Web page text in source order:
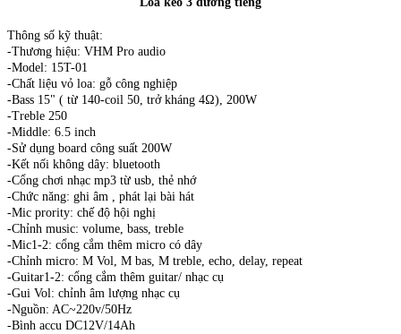
Thông số kỹ thuật:
-Thương hiệu: VHM Pro audio
-Model: 15T-01
-Chất liệu vỏ loa: gỗ công nghiệp
-Bass 15" ( từ 140-coil 50, trở kháng 4Ω), 200W
-Treble 250
-Middle: 6.5 inch
-Sử dụng board công suất 200W
-Kết nối không dây: bluetooth
-Cổng chơi nhạc mp3 từ usb, thẻ nhớ
-Chức năng: ghi âm , phát lại bài hát
-Mic prority: chế độ hội nghị
-Chỉnh music: volume, bass, treble
-Mic1-2: cổng cắm thêm micro có dây
-Chỉnh micro: M Vol, M bas, M treble, echo, delay, repeat
-Guitar1-2: cổng cắm thêm guitar/ nhạc cụ
-Gui Vol: chỉnh âm lượng nhạc cụ
-Nguồn: AC~220v/50Hz
-Bình accu DC12V/14Ah